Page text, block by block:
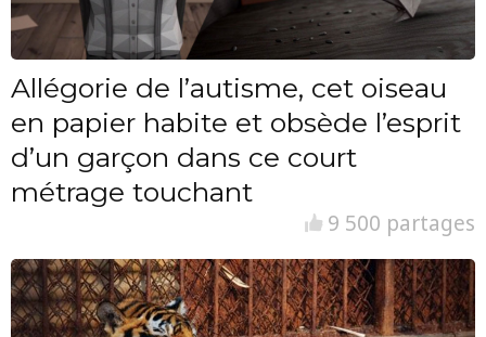
Allégorie de l’autisme, cet oiseau
en papier habite et obsède l’esprit
d’un garçon dans ce court
métrage touchant
9 500 partages